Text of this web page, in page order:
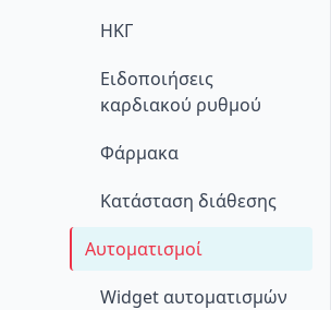
ΗΚΓ
Ειδοποιήσεις
καρδιακού ρυθμού
Φάρμακα
Κατάσταση διάθεσης
Αυτοματισμοί
Widget αυτοματισμών